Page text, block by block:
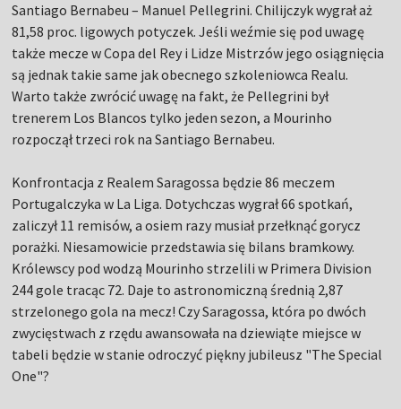
Santiago Bernabeu – Manuel Pellegrini. Chilijczyk wygrał aż
81,58 proc. ligowych potyczek. Jeśli weźmie się pod uwagę
także mecze w Copa del Rey i Lidze Mistrzów jego osiągnięcia
są jednak takie same jak obecnego szkoleniowca Realu.
Warto także zwrócić uwagę na fakt, że Pellegrini był
trenerem Los Blancos tylko jeden sezon, a Mourinho
rozpoczął trzeci rok na Santiago Bernabeu.
Konfrontacja z Realem Saragossa będzie 86 meczem
Portugalczyka w La Liga. Dotychczas wygrał 66 spotkań,
zaliczył 11 remisów, a osiem razy musiał przełknąć gorycz
porażki. Niesamowicie przedstawia się bilans bramkowy.
Królewscy pod wodzą Mourinho strzelili w Primera Division
244 gole tracąc 72. Daje to astronomiczną średnią 2,87
strzelonego gola na mecz! Czy Saragossa, która po dwóch
zwycięstwach z rzędu awansowała na dziewiąte miejsce w
tabeli będzie w stanie odroczyć piękny jubileusz "The Special
One"?